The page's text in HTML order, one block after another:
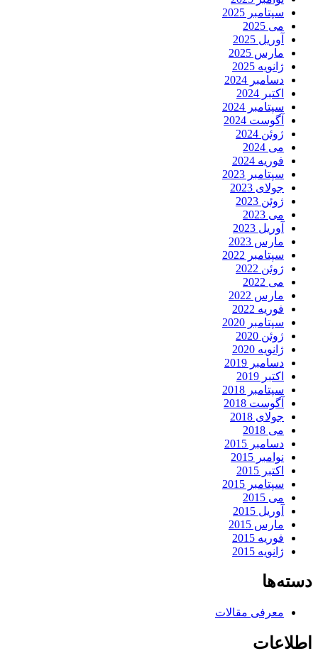
سپتامبر 2025
می 2025
آوریل 2025
مارس 2025
ژانویه 2025
دسامبر 2024
اکتبر 2024
سپتامبر 2024
آگوست 2024
ژوئن 2024
می 2024
فوریه 2024
سپتامبر 2023
جولای 2023
ژوئن 2023
می 2023
آوریل 2023
مارس 2023
سپتامبر 2022
ژوئن 2022
می 2022
مارس 2022
فوریه 2022
سپتامبر 2020
ژوئن 2020
ژانویه 2020
دسامبر 2019
اکتبر 2019
سپتامبر 2018
آگوست 2018
جولای 2018
می 2018
دسامبر 2015
نوامبر 2015
اکتبر 2015
سپتامبر 2015
می 2015
آوریل 2015
مارس 2015
فوریه 2015
ژانویه 2015
دسته‌ها
معرفی مقالات
اطلاعات